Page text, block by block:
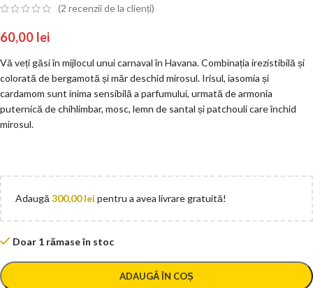
(2 recenzii de la clienți)
60,00 lei
Vă veți găsi în mijlocul unui carnaval în Havana. Combinația irezistibilă și
colorată de bergamotă și măr deschid mirosul. Irisul, iasomia și
cardamom sunt inima sensibilă a parfumului, urmată de armonia
puternică de chihlimbar, mosc, lemn de santal și patchouli care închid
mirosul.
Adaugă 300,00lei pentru a avea livrare gratuită!
Doar 1 rămase în stoc
ADAUGĂ ÎN COȘ